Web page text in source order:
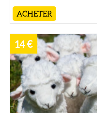
ACHETER
14 €